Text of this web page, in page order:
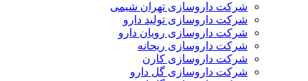
شرکت داروسازی تهران شیمی
شرکت داروسازی تولید دارو
شرکت داروسازی رویان دارو
شرکت داروسازی ریحانه
شرکت داروسازی کارن
شرکت داروسازی گل دارو